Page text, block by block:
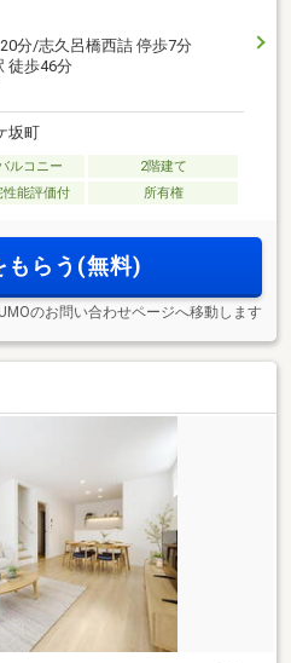
分/志久呂橋西詰 停歩7分
徒歩46分
坂町
ルコニー
2階建て
性能評価付 所有権
もらう(無料)
のお問い合わせページへ移動します